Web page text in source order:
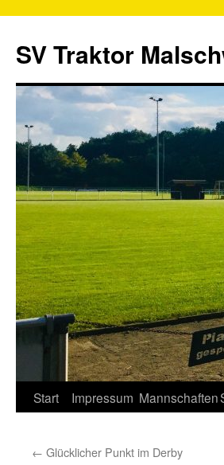
SV Traktor
Springe
Inhalt
Start Impressum Mannschaften
← Glücklicher Punkt im Derby